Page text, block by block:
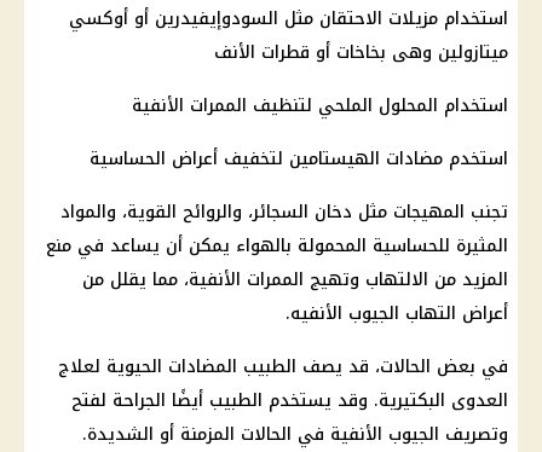
استخدام مزيلات الاحتقان مثل السودوإيفيدرين أو أوكسي
ميتازولين وهى بخاخات أو قطرات الأنف
استخدام المحلول الملحي لتنظيف الممرات الأنفية
استخدم مضادات الهيستامين لتخفيف أعراض الحساسية
تجنب المهيجات مثل دخان السجائر، والروائح القوية، والمواد
المثيرة للحساسية المحمولة بالهواء يمكن أن يساعد في منع
المزيد من الالتهاب وتهيج الممرات الأنفية، مما يقلل من
أعراض التهاب الجيوب الأنفيه.
في بعض الحالات، قد يصف الطبيب المضادات الحيوية لعلاج
العدوى البكتيرية. وقد يستخدم الطبيب أيضًا الجراحة لفتح
وتصريف الجيوب الأنفية في الحالات المزمنة أو الشديدة.